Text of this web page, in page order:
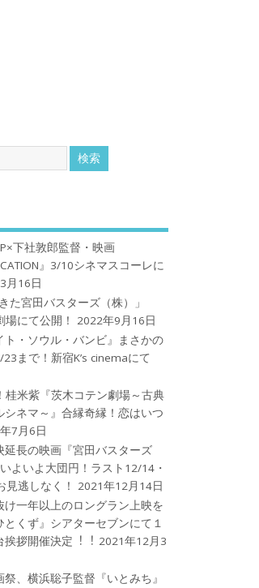
下社敦郎監督・映画
』3/10シネマスコーレに
月16日
た宮田バスターズ（株）」
にて公開！
2022年9月16日
ト・ソウル・バンビ』まさかの
まで！新宿K’s cinemaにて
桂米紫『茨木コテン劇場～古典
シネマ～』合縁奇縁！恋はいつ
7月6日
延長の映画『宮田バスターズ
いよいよ大団円！ラスト12/14・
見逃しなく！
2021年12月14日
け⼀年以上のロングラン上映を
くず』シアターセブンにて１
拶開催決定︕︕ 2021年12月3
、横浜聡子監督『いとみち』